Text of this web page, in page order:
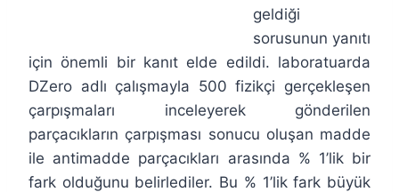
geldiği
sorusunun yanıtı
için önemli bir kanıt elde edildi. laboratuarda
DZero adlı çalışmayla 500 fizikçi gerçekleşen
çarpışmaları inceleyerek gönderilen
parçacıkların çarpışması sonucu oluşan madde
ile antimadde parçacıkları arasında % 1’lik bir
fark olduğunu belirlediler. Bu % 1’lik fark büyük